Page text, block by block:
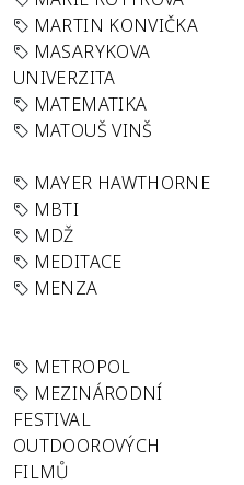
MARTIN KONVIČKA
MASARYKOVA
UNIVERZITA
MATEMATIKA
MATOUŠ VINŠ
MAYER HAWTHORNE
MBTI
MDŽ
MEDITACE
MENZA
METROPOL
MEZINÁRODNÍ
FESTIVAL
OUTDOOROVÝCH
FILMŮ